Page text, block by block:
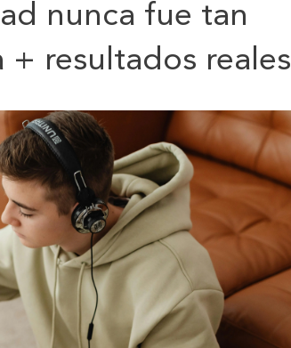
nunca fue tan
+ resultados reales